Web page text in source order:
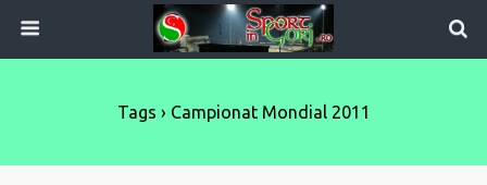
Tags › Campionat Mondial 2011